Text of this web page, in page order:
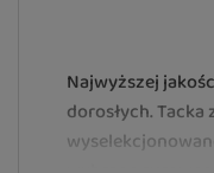
Najwyższej
dorosłych.Tacka